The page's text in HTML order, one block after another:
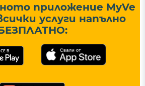
приложение MyVe
услуги напълно